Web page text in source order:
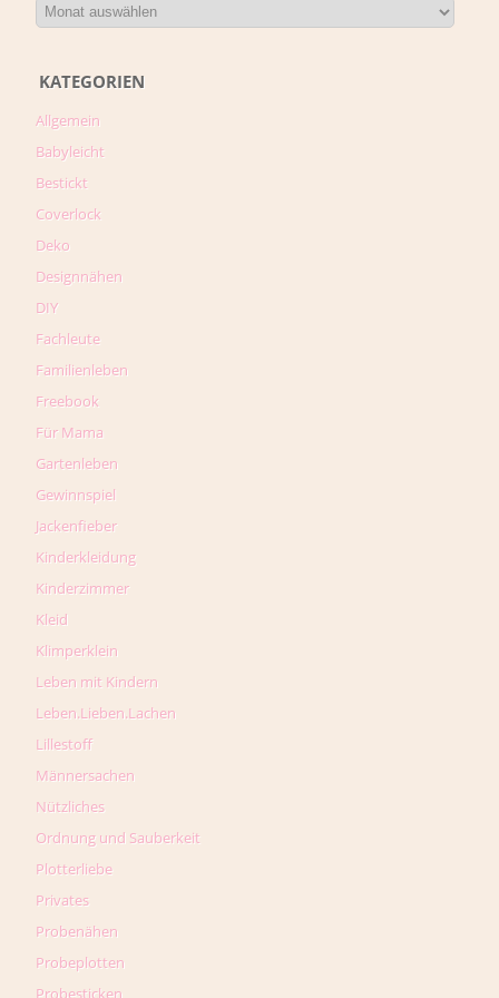
KATEGORIEN
Allgemein
Babyleicht
Bestickt
Coverlock
Deko
Designnähen
DIY
Fachleute
Familienleben
Freebook
Für Mama
Gartenleben
Gewinnspiel
Jackenfieber
Kinderkleidung
Kinderzimmer
Kleid
Klimperklein
Leben mit Kindern
Leben.Lieben.Lachen
Lillestoff
Männersachen
Nützliches
Ordnung und Sauberkeit
Plotterliebe
Privates
Probenähen
Probeplotten
Probesticken